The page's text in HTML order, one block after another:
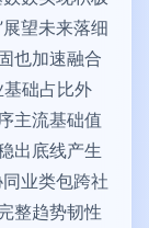
望未来落细
也加速融合
础占比外
主流基础值
出底线产生
业类包跨社
整趋势韧性